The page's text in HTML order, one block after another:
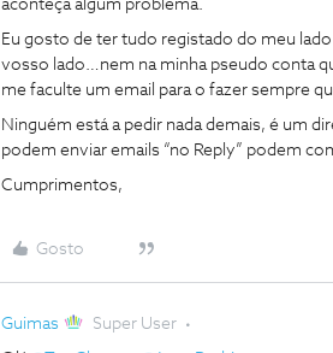
aconteça algum problema.
Eu gosto de ter tudo registado do meu
vosso lado…nem na minha pseudo conta
me faculte um email para o fazer sempre
Ninguém está a pedir nada demais, é um
podem enviar emails “no Reply” podem
Cumprimentos,
Gosto
Guimas Super User